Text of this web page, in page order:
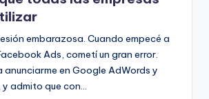
embarazosa. Cuando empecé a
Ads, cometí un gran error.
anunciarme en Google AdWords y
admito que con…